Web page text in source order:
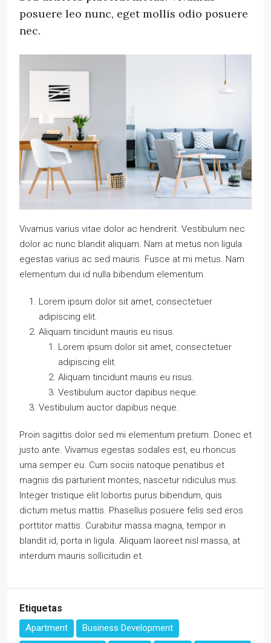
posuere leo nunc, eget mollis odio posuere
nec.
Vivamus varius vitae dolor ac hendrerit. Vestibulum nec
dolor ac nunc blandit aliquam. Nam at metus non ligula
egestas varius ac sed mauris. Fusce at mi metus. Nam
elementum dui id nulla bibendum elementum.
Lorem ipsum dolor sit amet, consectetuer
adipiscing elit.
Aliquam tincidunt mauris eu risus.
Lorem ipsum dolor sit amet, consectetuer
adipiscing elit.
Aliquam tincidunt mauris eu risus.
Vestibulum auctor dapibus neque.
Vestibulum auctor dapibus neque.
Proin sagittis dolor sed mi elementum pretium. Donec et
justo ante. Vivamus egestas sodales est, eu rhoncus
urna semper eu. Cum sociis natoque penatibus et
magnis dis parturient montes, nascetur ridiculus mus.
Integer tristique elit lobortis purus bibendum, quis
dictum metus mattis. Phasellus posuere felis sed eros
porttitor mattis. Curabitur massa magna, tempor in
blandit id, porta in ligula. Aliquam laoreet nisl massa, at
interdum mauris sollicitudin et.
Etiquetas
Apartment
Business Development